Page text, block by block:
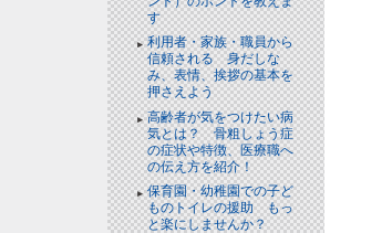
す
利用者・家族・職員から
信頼される 身だしな
み、表情、挨拶の基本を
押さえよう
高齢者が気をつけたい病
気とは？ 骨粗しょう症
の症状や特徴、医療職へ
の伝え方を紹介！
保育園・幼稚園での子ど
ものトイレの援助 もっ
と楽にしませんか？